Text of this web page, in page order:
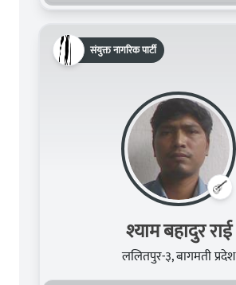
संयुक्त नागरिक पार्टी
श्याम बहादुर राई
ललितपुर-३, बागमती प्रदेश